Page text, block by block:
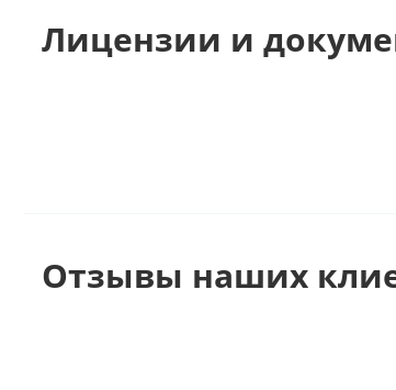
Лицензии и
Отзывы наших